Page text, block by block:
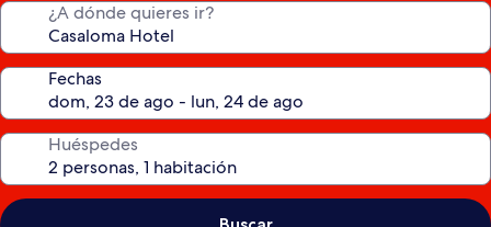
¿A dónde quieres ir?
Fechas
Huéspedes